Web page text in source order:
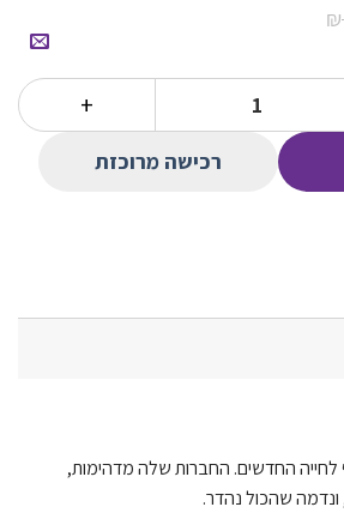
₪
של החדשה בכתה 2 התאהבות ראשונה
רכישה מרוכזת
לחייה החדשים. החברות שלה מדהימות,
שהכול נהדר.